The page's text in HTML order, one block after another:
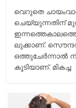
വെറുതെ
ചെയ്യുന്നതിന്
ലുക്കാണ്.
ഒത്തുചേര്‍ന്നാല്‍
കൂടിയാണ്. മികച്ച